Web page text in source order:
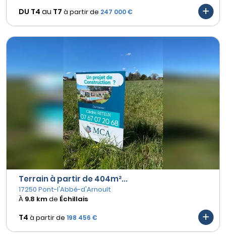
DU T4 au T7 à partir de 247 000 €
Terrain à partir de 404m²...
17250 Pont-l'Abbé-d'Arnoult
À 9.8 kmde Échillais
T4 à partir de 198 456 €